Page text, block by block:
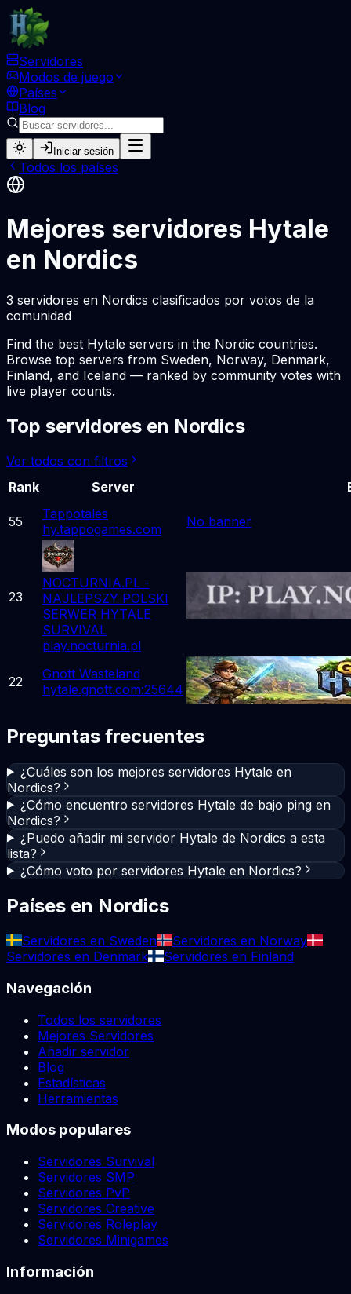
Servidores
Modos de juego
Países
Blog
Iniciar sesión
Todos los países
Mejores servidores Hytale
en Nordics
3 servidores en Nordics clasificados por votos de la
comunidad
Find the best Hytale servers in the Nordic countries.
Browse top servers from Sweden, Norway, Denmark,
Finland, and Iceland — ranked by community votes with
live player counts.
Top servidores en Nordics
Ver todos con filtros
Rank
Server
55
Tappotales
hy.tappogames.com
No banner
23
NOCTURNIA.PL -
NAJLEPSZY POLSKI
SERWER HYTALE
SURVIVAL
play.nocturnia.pl
22
Gnott Wasteland
hytale.gnott.com:25644
Preguntas frecuentes
¿Cuáles son los mejores servidores Hytale en
Nordics?
¿Cómo encuentro servidores Hytale de bajo ping en
Nordics?
¿Puedo añadir mi servidor Hytale de Nordics a esta
lista?
¿Cómo voto por servidores Hytale en Nordics?
Países en Nordics
Servidores en Sweden
Servidores en Norway
Servidores en Denmark
Servidores en Finland
Navegación
Todos los servidores
Mejores Servidores
Añadir servidor
Blog
Estadísticas
Herramientas
Modos populares
Servidores Survival
Servidores SMP
Servidores PvP
Servidores Creative
Servidores Roleplay
Servidores Minigames
Información